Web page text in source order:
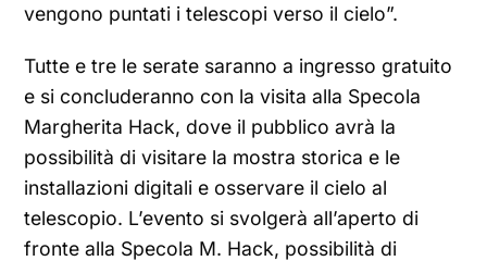
vengono puntati i telescopi verso il cielo”.
Tutte e tre le serate saranno a ingresso gratuito
e si concluderanno con la visita alla Specola
Margherita Hack, dove il pubblico avrà la
possibilità di visitare la mostra storica e le
installazioni digitali e osservare il cielo al
telescopio. L’evento si svolgerà all’aperto di
fronte alla Specola M. Hack, possibilità di